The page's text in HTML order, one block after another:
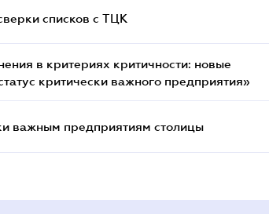
списков c ТЦК
в критериях критичности: новые
критически важного предприятия»
важным предприятиям столицы